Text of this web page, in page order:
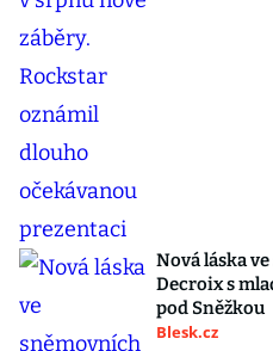
Nová láska
Decroix s
pod Sněžkou
Blesk.cz